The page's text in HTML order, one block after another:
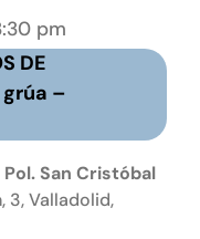
pm
PRL
Puente
grúa
–
DE
grúa –
San Cristóbal
3, Valladolid,